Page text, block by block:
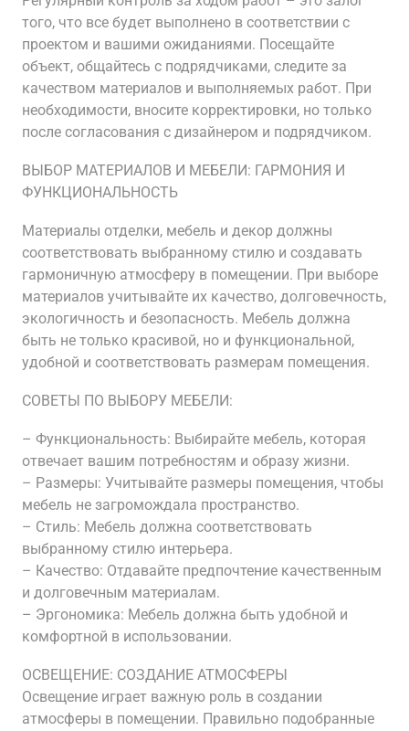
того, что все будет выполнено в соответствии с
проектом и вашими ожиданиями. Посещайте
объект, общайтесь с подрядчиками, следите за
качеством материалов и выполняемых работ. При
необходимости, вносите корректировки, но только
после согласования с дизайнером и подрядчиком.
ВЫБОР МАТЕРИАЛОВ И МЕБЕЛИ: ГАРМОНИЯ И
ФУНКЦИОНАЛЬНОСТЬ
Материалы отделки, мебель и декор должны
соответствовать выбранному стилю и создавать
гармоничную атмосферу в помещении. При выборе
материалов учитывайте их качество, долговечность,
экологичность и безопасность. Мебель должна
быть не только красивой, но и функциональной,
удобной и соответствовать размерам помещения.
СОВЕТЫ ПО ВЫБОРУ МЕБЕЛИ:
– Функциональность: Выбирайте мебель, которая
отвечает вашим потребностям и образу жизни.
– Размеры: Учитывайте размеры помещения, чтобы
мебель не загромождала пространство.
– Стиль: Мебель должна соответствовать
выбранному стилю интерьера.
– Качество: Отдавайте предпочтение качественным
и долговечным материалам.
– Эргономика: Мебель должна быть удобной и
комфортной в использовании.
ОСВЕЩЕНИЕ: СОЗДАНИЕ АТМОСФЕРЫ
Освещение играет важную роль в создании
атмосферы в помещении. Правильно подобранные